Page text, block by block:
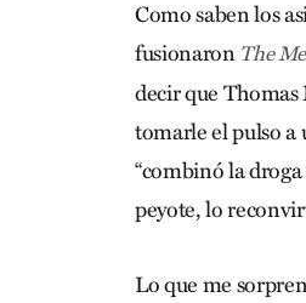
Como saben los
fusionaron The
decir que
tomarle el pulso a
“combinó la
peyote, lo
Lo que me